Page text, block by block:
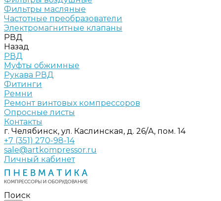
Фильтры масляные
Частотные преобразователи
Электромагнитные клапаны
РВД
Назад
РВД
Муфты обжимные
Рукава РВД
Фитинги
Ремни
Ремонт винтовых компрессоров
Опросные листы
Контакты
г. Челябинск, ул. Каслинская, д. 26/А, пом. 14
+7 (351) 270-98-14
sale@artkompressor.ru
Личный кабинет
Поиск